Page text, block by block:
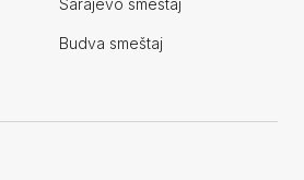
Sarajevo smeštaj
Budva smeštaj